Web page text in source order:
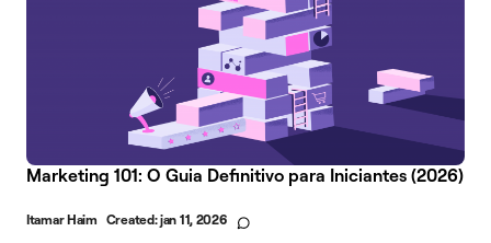
Marketing 101: O Guia Definitivo para Iniciantes (2026)
Itamar Haim Created:jan 11, 2026